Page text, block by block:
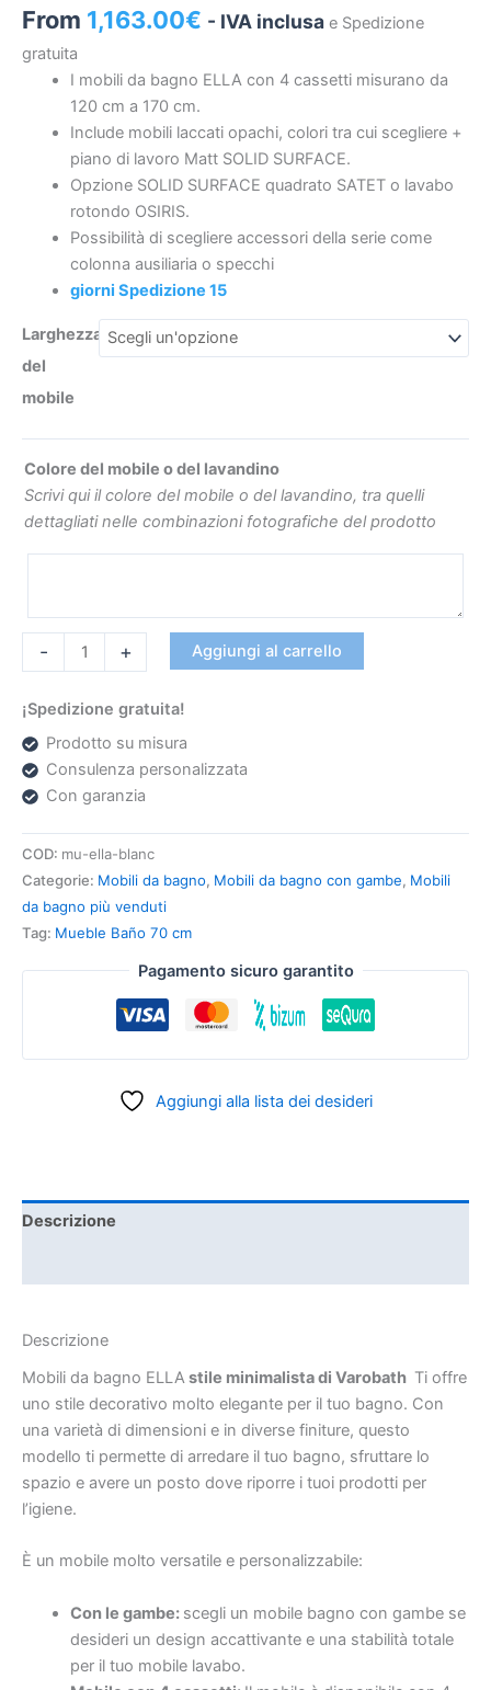
€187.3
From 1,163.00€ - IVA inclusa e Spedizione
gratuita
I mobili da bagno ELLA con 4 cassetti misurano da
120 cm a 170 cm.
Include mobili laccati opachi, colori tra cui scegliere +
piano di lavoro Matt SOLID SURFACE.
Opzione SOLID SURFACE quadrato SATET o lavabo
rotondo OSIRIS.
Possibilità di scegliere accessori della serie come
colonna ausiliaria o specchi
giorni Spedizione 15
Larghezza
del
mobile
Colore del mobile o del lavandino
Scrivi qui il colore del mobile o del lavandino, tra quelli
dettagliati nelle combinazioni fotografiche del prodotto
-
4
cassetti
finitura
BIANCO
quantità
+ Aggiungi al carrello
¡Spedizione gratuita!
Prodotto su misura
Consulenza personalizzata
Con garanzia
COD: mu-ella-blanc
Categorie: Mobili da bagno, Mobili da bagno con gambe, Mobili
da bagno più venduti
Tag: Mueble Baño 70 cm
Pagamento sicuro garantito
Aggiungi alla lista dei desideri
Descrizione
Descrizione
Mobili da bagno ELLAstile minimalista di Varobath Ti offre
uno stile decorativo molto elegante per il tuo bagno. Con
una varietà di dimensioni e in diverse finiture, questo
modello ti permette di arredare il tuo bagno, sfruttare lo
spazio e avere un posto dove riporre i tuoi prodotti per
l’igiene.
È un mobile molto versatile e personalizzabile:
Con le gambe: scegli un mobile bagno con gambe se
desideri un design accattivante e una stabilità totale
per il tuo mobile lavabo.